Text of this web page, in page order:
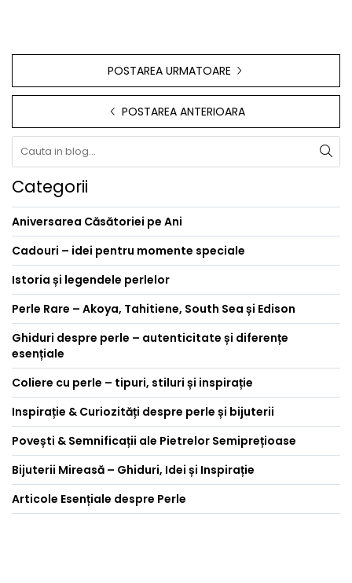
POSTAREA URMATOARE
POSTAREA ANTERIOARA
Categorii
Aniversarea Căsătoriei pe Ani
Cadouri – idei pentru momente speciale
Istoria și legendele perlelor
Perle Rare – Akoya, Tahitiene, South Sea și Edison
Ghiduri despre perle – autenticitate și diferențe
esențiale
Coliere cu perle – tipuri, stiluri și inspirație
Inspirație & Curiozități despre perle și bijuterii
Povești & Semnificații ale Pietrelor Semiprețioase
Bijuterii Mireasă – Ghiduri, Idei și Inspirație
Articole Esențiale despre Perle